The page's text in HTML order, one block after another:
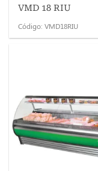
VMD 18 RIU
Código: VMD18RIU